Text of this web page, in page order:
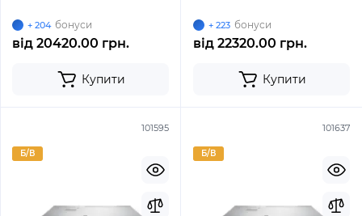
+ 204 бонуси
від 20420.00 грн.
Купити
+ 223 бонуси
від 22320.00 грн.
Купити
101595
Б/В
101637
Б/В